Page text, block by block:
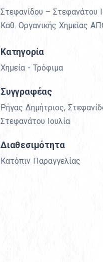
Στεφανίδου – Στεφανάτου
Καθ. Οργανικής Χημείας
Κατηγορία
Χημεία - Τρόφιμα
Συγγραφέας
Ρήγας Δημήτριος,
Στεφανάτου Ιουλία
Διαθεσιμότητα
Κατόπιν Παραγγελίας